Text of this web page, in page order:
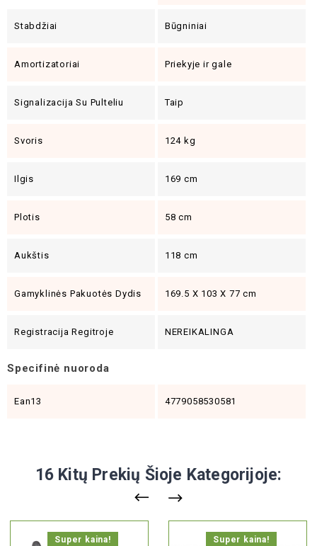
Stabdžiai Būgniniai
Amortizatoriai Priekyje ir gale
Signalizacija Su Pulteliu Taip
Svoris 124 kg
Ilgis 169 cm
Plotis 58 cm
Aukštis 118 cm
Gamyklinės Pakuotės Dydis 169.5 X 103 X 77 cm
Registracija Regitroje NEREIKALINGA
Specifinė nuoroda
Ean13 4779058530581
16 Kitų Prekių Šioje Kategorijoje:
Super kaina!
Super kaina!